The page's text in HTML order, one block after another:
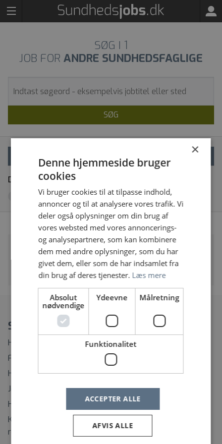
SØG I 1
JOB FOR ANDRE SUNDHEDSFAGLIGE
SØG
Dine filtreFjern alle
Tandlægex
Vi søger tandlæger til Grønland
Det Grønlandske Sundhedsvæsen
Tandlæge
Spørgsmål?
Hvordan ændrer eller afmelder jeg min Jobagent?
Find rundt på Sundhedsjobs.dk
Hvordan opretter jeg mig som bruger?
Jeg har glemt mit brugernavn
Hvordan ændrer jeg mit password?
Kontaktinformation til support på regionernes
rekrutteringssystemer
×
Denne hjemmeside bruger
cookies
Vi bruger cookies til at tilpasse indhold,
annoncer og til at analysere vores trafik. Vi
deler også oplysninger om din brug af
vores websted med vores annoncerings-
og analysepartnere, som kan kombinere
dem med andre oplysninger, som du har
givet dem, eller som de har indsamlet fra
din brug af deres tjenester. Læs mere
Absolut
nødvendige
Ydeevne Målretning
Funktionalitet
ACCEPTER ALLE
AFVIS ALLE